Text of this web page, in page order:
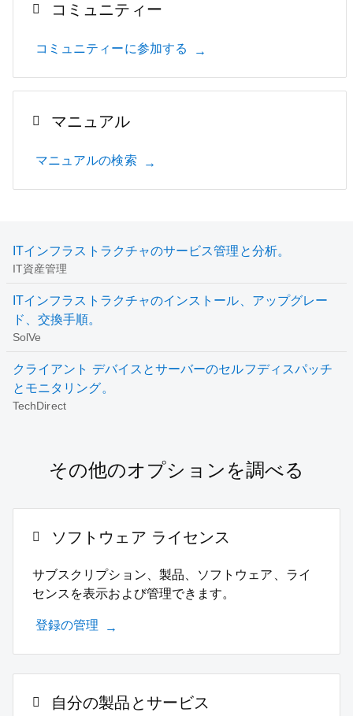
コミュニティー
コミュニティーに参加する
マニュアル
マニュアルの検索
ITインフラストラクチャのサービス管理と分析。
IT資産管理
ITインフラストラクチャのインストール、アップグレー
ド、交換手順。
SolVe
クライアント デバイスとサーバーのセルフディスパッチ
とモニタリング。
TechDirect
その他のオプションを調べる
ソフトウェア ライセンス
サブスクリプション、製品、ソフトウェア、ライ
センスを表示および管理できます。
登録の管理
自分の製品とサービス